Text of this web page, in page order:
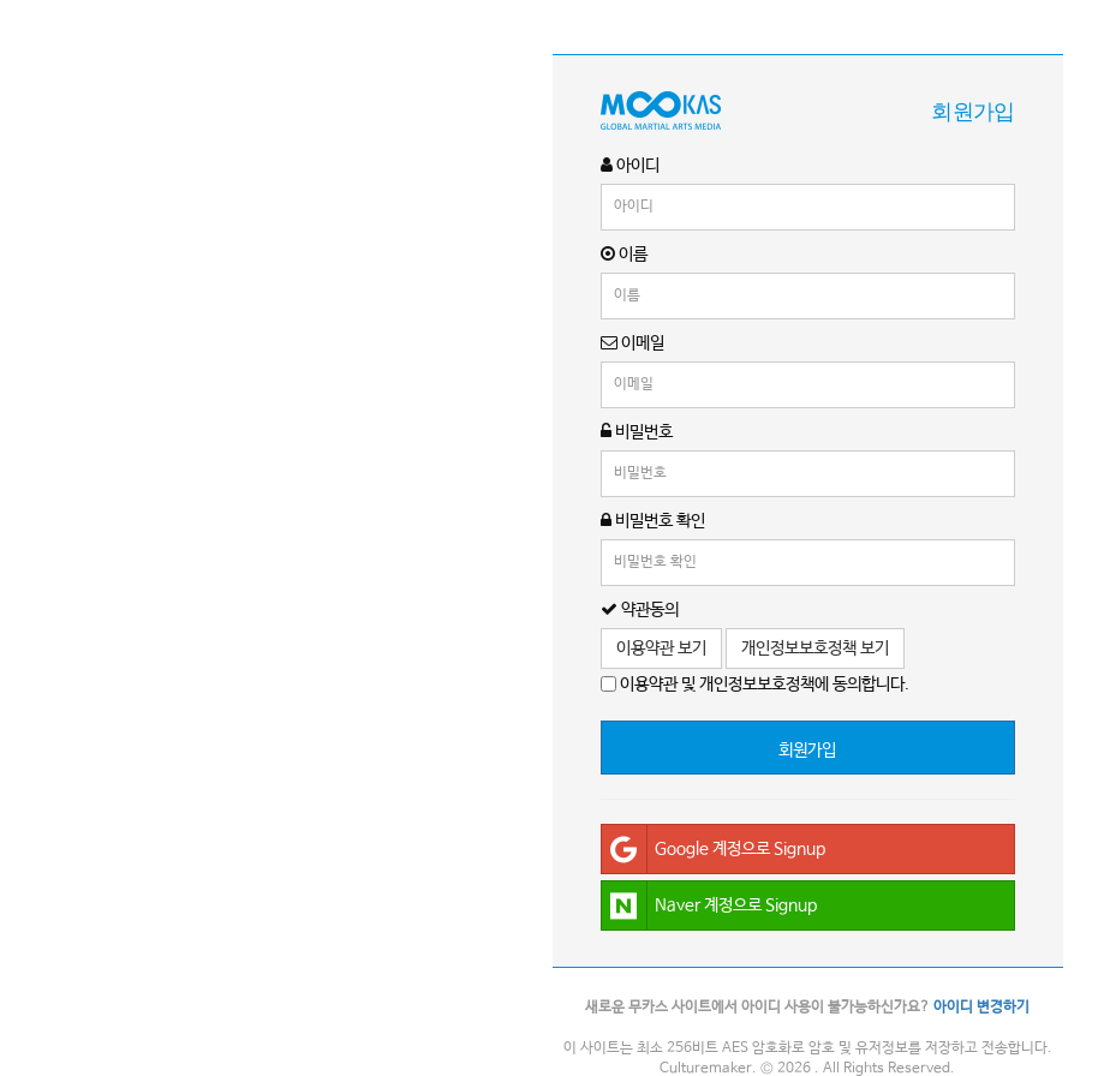
회원가입
아이디
이름
이메일
비밀번호
비밀번호 확인
약관동의
이용약관 보기
개인정보보호정책 보기
이용약관 및 개인정보보호정책에 동의합니다.
회원가입
Google 계정으로 Signup
Naver 계정으로 Signup
새로운 무카스 사이트에서 아이디 사용이 불가능하신가요? 아이디 변경하기
이 사이트는 최소 256비트 AES 암호화로 암호 및 유저정보를 저장하고 전송합니다.
Culturemaker. © 2026 . All Rights Reserved.